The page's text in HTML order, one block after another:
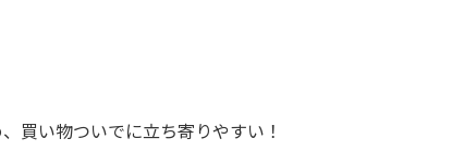
買い物ついでに立ち寄りやすい！